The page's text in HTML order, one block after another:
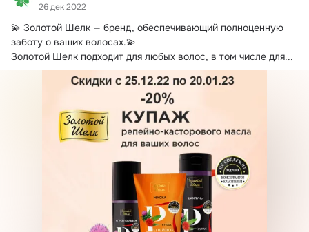
26 дек 2022
💫 Золотой Шелк — бренд, обеспечивающий полноценную
заботу о ваших волосах.💫
Золотой Шелк подходит для любых волос, в том числе для...